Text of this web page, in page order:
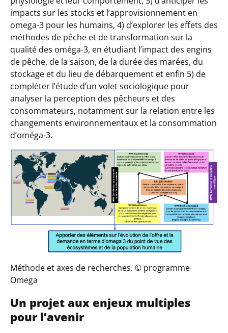
impacts sur les stocks et l’approvisionnement en
omega-3 pour les humains, 4) d’explorer les effets des
méthodes de pêche et de transformation sur la
qualité des oméga-3, en étudiant l’impact des engins
de pêche, de la saison, de la durée des marées, du
stockage et du lieu de débarquement et enfin 5) de
compléter l’étude d’un volet sociologique pour
analyser la perception des pêcheurs et des
consommateurs, notamment sur la relation entre les
changements environnementaux et la consommation
d’oméga-3.
Méthode et axes de recherches. © programme
Omega
Un projet aux enjeux multiples
pour l’avenir